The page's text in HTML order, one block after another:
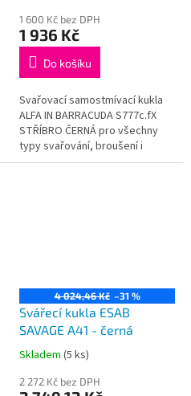
1 600 Kč bez DPH
1 936 Kč
Do košíku
Svařovací samostmívací kukla
ALFA IN BARRACUDA S777c.fX
STŘÍBRO ČERNÁ pro všechny
typy svařování, broušení i
plazmové řezání s nastavitelnou
4 024,46 Kč –31 %
Svářecí kukla ESAB
SAVAGE A41 - černá
Průměrné
produktu
Skladem (5 ks)
2 272 Kč bez DPH